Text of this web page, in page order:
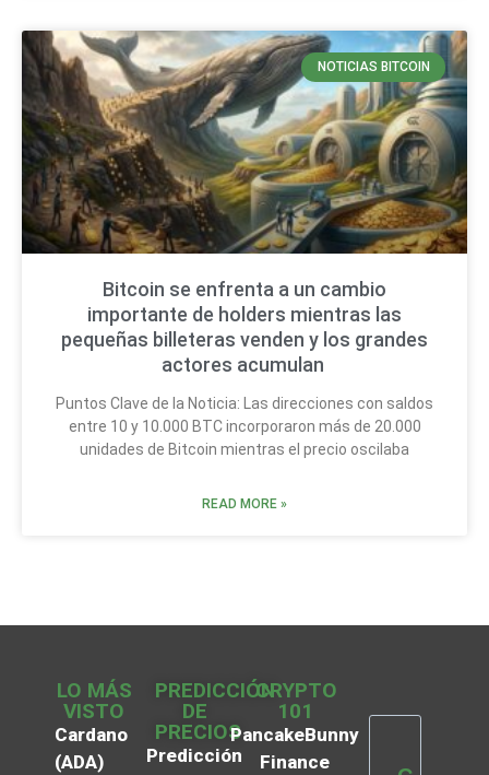
NOTICIAS BITCOIN
Bitcoin se enfrenta a un cambio
importante de holders mientras las
pequeñas billeteras venden y los grandes
actores acumulan
Puntos Clave de la Noticia: Las direcciones con saldos
entre 10 y 10.000 BTC incorporaron más de 20.000
unidades de Bitcoin mientras el precio oscilaba
READ MORE »
LO MÁS
VISTO
Cardano
(ADA)
PREDICCIÓN
DE
PRECIOS
Predicción
CRYPTO
101
PancakeBunny
Finance